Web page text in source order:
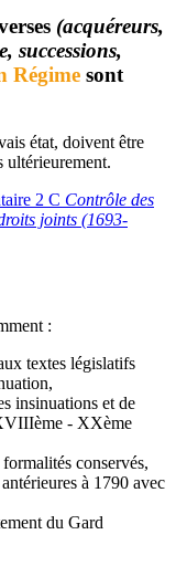
(acquéreurs,
successions,
Régime sont
état, doivent être
ultérieurement.
2 C Contrôle des
joints (1693-
:
textes législatifs
insinuations et de
- XXème
conservés,
à 1790 avec
du Gard